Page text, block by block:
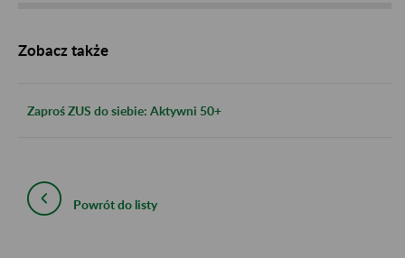
Zobacz także
Zaproś ZUS do siebie: Aktywni 50+
Powrót do listy